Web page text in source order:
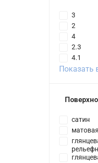
3
2
4
2.3
4.1
Показать
сатин
матовая